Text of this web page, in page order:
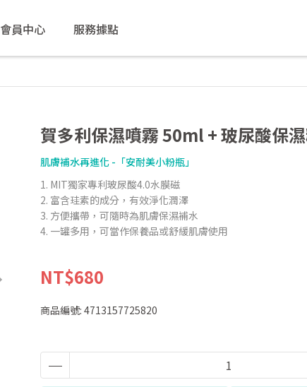
會員中心 服務據點
賀多利保濕噴霧 50ml + 玻尿酸保
肌膚補水再進化 -「安耐美小粉瓶」
1. MIT獨家專利玻尿酸4.0水膜磁
2. 富含珪素的成分，有效淨化潤澤
3. 方便攜帶，可隨時為肌膚保濕補水
4. 一罐多用，可當作保養品或舒緩肌膚使用
NT$680
商品編號: 4713157725820